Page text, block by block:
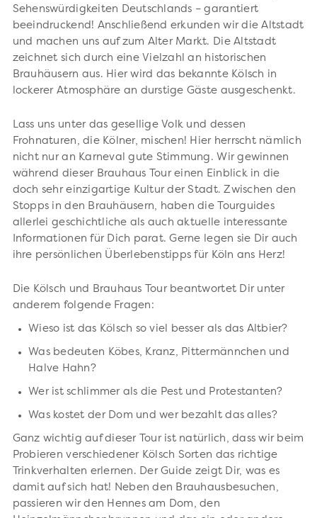
Sehenswürdigkeiten Deutschlands – garantiert
beeindruckend! Anschließend erkunden wir die Altstadt
und machen uns auf zum Alter Markt. Die Altstadt
zeichnet sich durch eine Vielzahl an historischen
Brauhäusern aus. Hier wird das bekannte Kölsch in
lockerer Atmosphäre an durstige Gäste ausgeschenkt.
Lass uns unter das gesellige Volk und dessen
Frohnaturen, die Kölner, mischen! Hier herrscht nämlich
nicht nur an Karneval gute Stimmung. Wir gewinnen
während dieser Brauhaus Tour einen Einblick in die
doch sehr einzigartige Kultur der Stadt. Zwischen den
Stopps in den Brauhäusern, haben die Tourguides
allerlei geschichtliche als auch aktuelle interessante
Informationen für Dich parat. Gerne legen sie Dir auch
ihre persönlichen Überlebenstipps für Köln ans Herz!
Die Kölsch und Brauhaus Tour beantwortet Dir unter
anderem folgende Fragen:
Wieso ist das Kölsch so viel besser als das Altbier?
Was bedeuten Köbes, Kranz, Pittermännchen und
Halve Hahn?
Wer ist schlimmer als die Pest und Protestanten?
Was kostet der Dom und wer bezahlt das alles?
Ganz wichtig auf dieser Tour ist natürlich, dass wir beim
Probieren verschiedener Kölsch Sorten das richtige
Trinkverhalten erlernen. Der Guide zeigt Dir, was es
damit auf sich hat! Neben den Brauhausbesuchen,
passieren wir den Hennes am Dom, den